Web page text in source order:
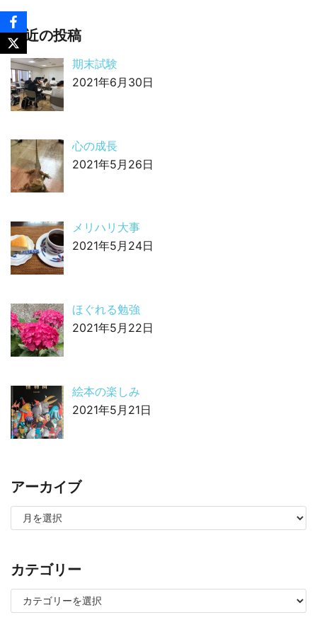
最近の投稿
期末試験
2021年6月30日
心の成長
2021年5月26日
メリハリ大事
2021年5月24日
ほぐれる勉強
2021年5月22日
絵本の楽しみ
2021年5月21日
アーカイブ
カテゴリー